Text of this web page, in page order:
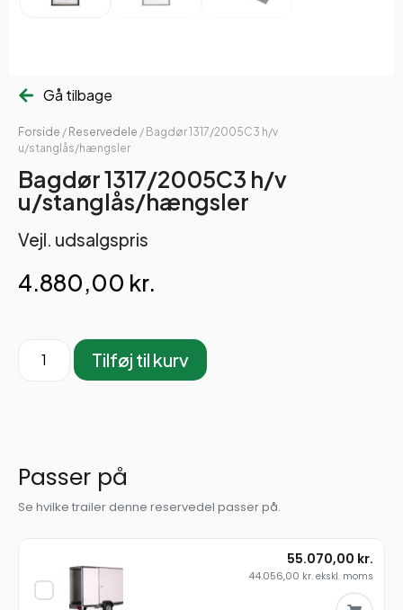
Gå tilbage
Forside / Reservedele / Bagdør 1317/2005C3 h/v
u/stanglås/hængsler
Bagdør 1317/2005C3 h/v
u/stanglås/hængsler
Vejl. udsalgspris
4.880,00 kr.
Tilføj til kurv
Passer på
Se hvilke trailer denne reservedel passer på.
55.070,00 kr.
44.056,00 kr. ekskl. moms